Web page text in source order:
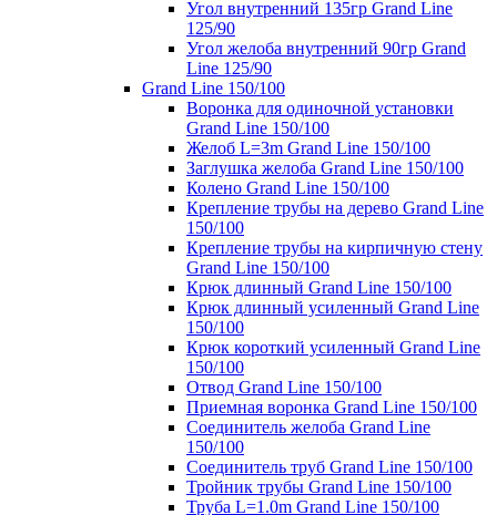
Угол внутренний 135гр Grand Line
125/90
Угол желоба внутренний 90гр Grand
Line 125/90
Grand Line 150/100
Воронка для одиночной установки
Grand Line 150/100
Желоб L=3m Grand Line 150/100
Заглушка желоба Grand Line 150/100
Колено Grand Line 150/100
Крепление трубы на дерево Grand Line
150/100
Крепление трубы на кирпичную стену
Grand Line 150/100
Крюк длинный Grand Line 150/100
Крюк длинный усиленный Grand Line
150/100
Крюк короткий усиленный Grand Line
150/100
Отвод Grand Line 150/100
Приемная воронка Grand Line 150/100
Соединитель желоба Grand Line
150/100
Соединитель труб Grand Line 150/100
Тройник трубы Grand Line 150/100
Труба L=1.0m Grand Line 150/100